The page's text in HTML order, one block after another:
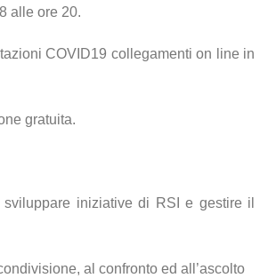
alle ore 20.
COVID19 collegamenti on line in
gratuita.
sviluppare iniziative di RSI e gestire il
al confronto ed all’ascolto